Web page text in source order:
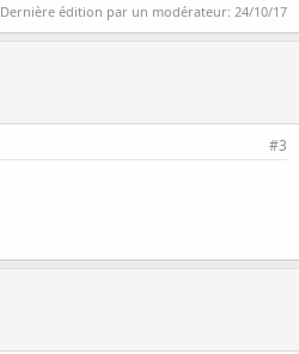
Dernière édition par un modérateur: 24/10/17
#3